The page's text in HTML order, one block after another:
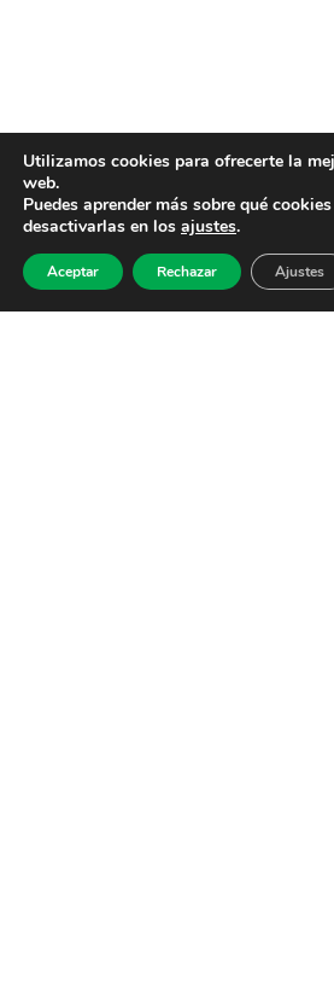
Utilizamos cookies para ofrecerte la
web.
Puedes aprender más sobre qué
desactivarlas en los ajustes.
Aceptar Rechazar Ajustes